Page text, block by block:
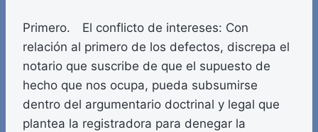
Primero. El conflicto de intereses: Con
relación al primero de los defectos, discrepa el
notario que suscribe de que el supuesto de
hecho que nos ocupa, pueda subsumirse
dentro del argumentario doctrinal y legal que
plantea la registradora para denegar la